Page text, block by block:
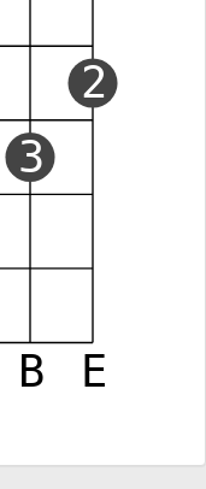
B E
3
2